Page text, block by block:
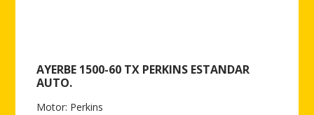
AYERBE 1500-60 TX PERKINS ESTANDAR
AUTO.
Motor: Perkins